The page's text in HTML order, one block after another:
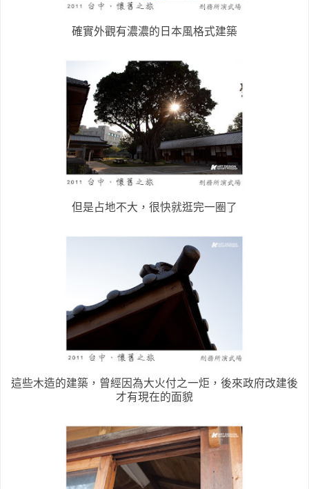
確實外觀有濃濃的日本風格式建築
但是占地不大，很快就逛完一圈了
這些木造的建築，曾經因為大火付之一炬，後來政府改建後
才有現在的面貌